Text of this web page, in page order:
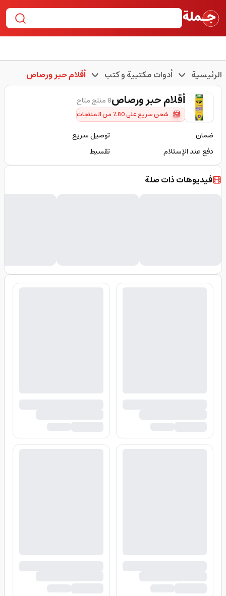
الرئيسية أدوات مكتبية و كتب أقلام حبر ورصاص
أقلام حبر ورصاص8 منتج متاح
شحن سريع على 80٪ من المنتجات
ضمان
توصيل سريع
دفع عند الإستلام
تقسيط
فيديوهات ذات صلة